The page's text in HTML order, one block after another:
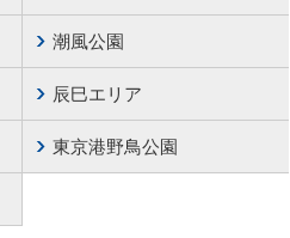
潮風公園
辰巳エリア
東京港野鳥公園